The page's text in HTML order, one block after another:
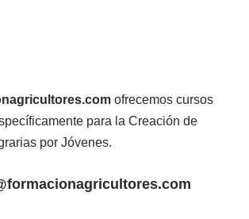
ofrecemos cursos
para la Creación de
por Jóvenes.